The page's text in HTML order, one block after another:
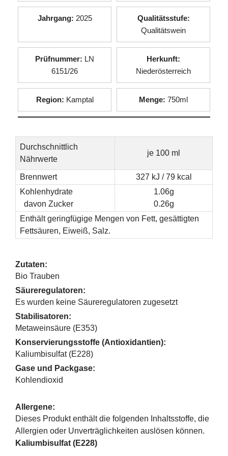
Jahrgang: 2025
Qualitätsstufe:
Qualitätswein
Prüfnummer: LN
6151/26
Herkunft:
Niederösterreich
Region: Kamptal Menge: 750ml
Durchschnittlich
Nährwerte
je 100 ml
Brennwert
327 kJ / 79 kcal
Kohlenhydrate
davon Zucker
1.06g
0.26g
Enthält geringfügige Mengen von Fett, gesättigten
Fettsäuren, Eiweiß, Salz.
Zutaten:
Bio Trauben
Säureregulatoren:
Es wurden keine Säureregulatoren zugesetzt
Stabilisatoren:
Metaweinsäure (E353)
Konservierungsstoffe (Antioxidantien):
Kaliumbisulfat (E228)
Gase und Packgase:
Kohlendioxid
Allergene:
Dieses Produkt enthält die folgenden Inhaltsstoffe, die
Allergien oder Unverträglichkeiten auslösen können.
Kaliumbisulfat (E228)